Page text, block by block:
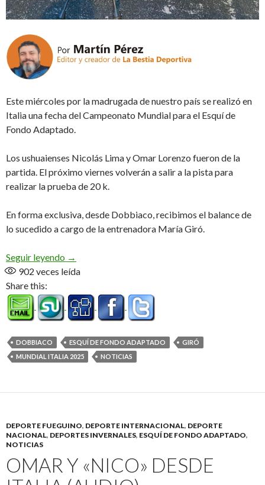
Este miércoles por la madrugada de nuestro país se realizó en
Italia una fecha del Campeonato Mundial para el Esquí de
Fondo Adaptado.
Los ushuaienses Nicolás Lima y Omar Lorenzo fueron de la
partida. El próximo viernes volverán a salir a la pista para
realizar la prueba de 20 k.
En forma exclusiva, desde Dobbiaco, recibimos el balance de
lo sucedido a cargo de la entrenadora María Giró.
Seguir leyendo «Fueron 10 k duros, estamos muy conformes»
→
902 veces leída
Share this:
DOBBIACO ESQUÍ DE FONDO ADAPTADO
GIRÓ
MUNDIAL ITALIA 2025
NOTICIAS
DEPORTE FUEGUINO, DEPORTE INTERNACIONAL, DEPORTE
NACIONAL, DEPORTES INVERNALES, ESQUÍ DE FONDO ADAPTADO,
NOTICIAS
OMAR Y «NICO» DESDE